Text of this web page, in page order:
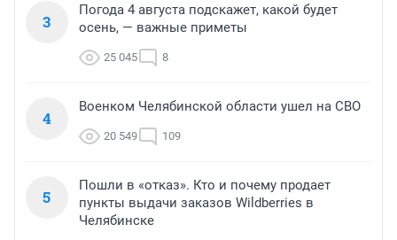
3
Погода 4 августа подскажет, какой будет
осень, — важные приметы
25 045 8
4
Военком Челябинской области ушел на СВО
20 549 109
5
Пошли в «отказ». Кто и почему продает
пункты выдачи заказов Wildberries в
Челябинске